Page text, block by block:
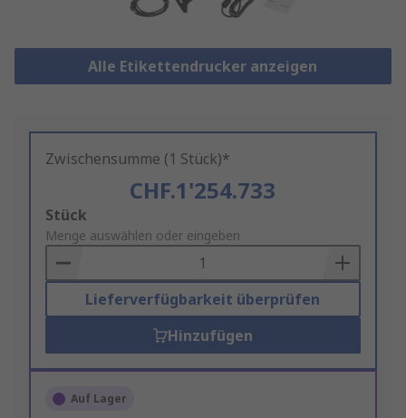
Alle Etikettendrucker anzeigen
Zwischensumme (1 Stück)*
CHF.1'254.733
Add
to
Basket
Stück
Menge auswählen oder eingeben
Lieferverfügbarkeit überprüfen
Hinzufügen
Auf Lager